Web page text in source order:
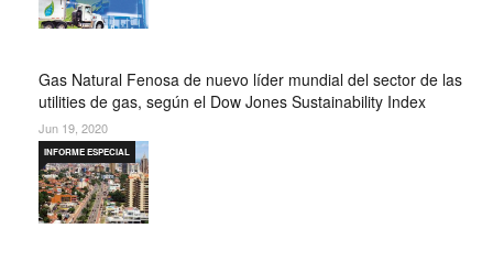
Gas Natural Fenosa de nuevo líder mundial del sector de las
utilities de gas, según el Dow Jones Sustainability Index
Jun 19, 2020
INFORME ESPECIAL